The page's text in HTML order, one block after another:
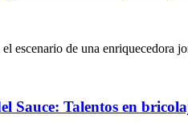
escenario de una enriquecedora
Sauce: Talentos en